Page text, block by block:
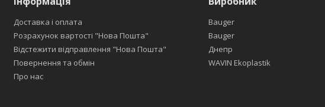
Доставка і оплата
Розрахунок вартості "Нова Пошта"
Відстежити відправлення "Нова Пошта"
Повернення та обмін
Про нас
Bauger
Bauger
Днепр
WAVIN Ekoplastik